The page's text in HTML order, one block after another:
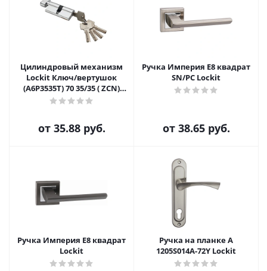
Цилиндровый механизм
Lockit Ключ/вертушок
(А6Р3535Т) 70 35/35 ( ZCN)
Никель
от 35.88 руб.
Ручка Империя E8 квадрат
SN/PC Lockit
от 38.65 руб.
Ручка Империя E8 квадрат
Lockit
Ручка на планке А
1205S014A-72Y Lockit